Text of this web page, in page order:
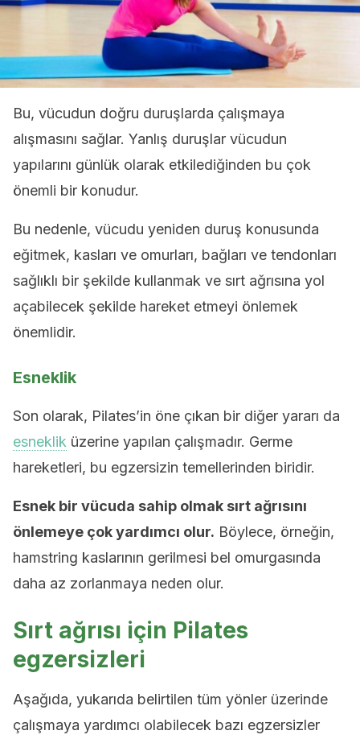
Bu, vücudun doğru duruşlarda çalışmaya
alışmasını sağlar. Yanlış duruşlar vücudun
yapılarını günlük olarak etkilediğinden bu çok
önemli bir konudur.
Bu nedenle, vücudu yeniden duruş konusunda
eğitmek, kasları ve omurları, bağları ve tendonları
sağlıklı bir şekilde kullanmak ve sırt ağrısına yol
açabilecek şekilde hareket etmeyi önlemek
önemlidir.
Esneklik
Son olarak, Pilates’in öne çıkan bir diğer yararı da
esneklik üzerine yapılan çalışmadır. Germe
hareketleri, bu egzersizin temellerinden biridir.
Esnek bir vücuda sahip olmak sırt ağrısını
önlemeye çok yardımcı olur. Böylece, örneğin,
hamstring kaslarının gerilmesi bel omurgasında
daha az zorlanmaya neden olur.
Sırt ağrısı için Pilates
egzersizleri
Aşağıda, yukarıda belirtilen tüm yönler üzerinde
çalışmaya yardımcı olabilecek bazı egzersizler